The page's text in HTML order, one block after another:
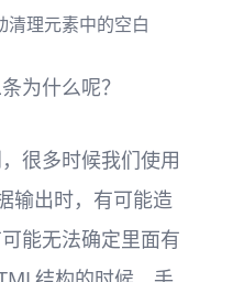
清理元素中的空白
为什么呢？
很多时候我们使用
输出时，有可能造
能无法确定里面有